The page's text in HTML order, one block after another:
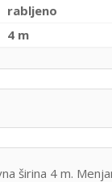
rabljeno
4 m
širina 4 m.